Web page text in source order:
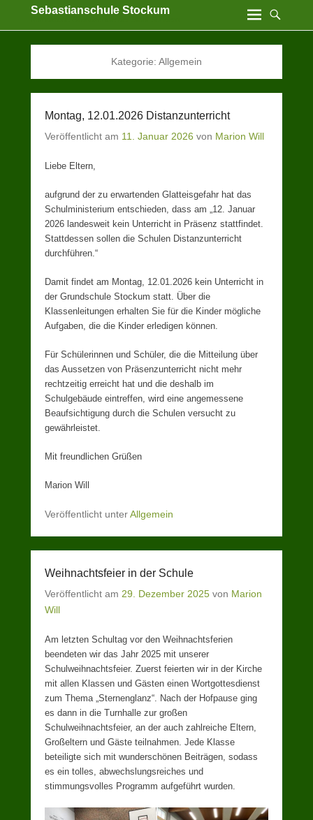
Sebastianschule Stockum
Kategorie: Allgemein
Montag, 12.01.2026 Distanzunterricht
Veröffentlicht am 11. Januar 2026 von Marion Will
Liebe Eltern,
aufgrund der zu erwartenden Glatteisgefahr hat das
Schulministerium entschieden, dass am „12. Januar
2026 landesweit kein Unterricht in Präsenz stattfindet.
Stattdessen sollen die Schulen Distanzunterricht
durchführen.“
Damit findet am Montag, 12.01.2026 kein Unterricht in
der Grundschule Stockum statt. Über die
Klassenleitungen erhalten Sie für die Kinder mögliche
Aufgaben, die die Kinder erledigen können.
Für Schülerinnen und Schüler, die die Mitteilung über
das Aussetzen von Präsenzunterricht nicht mehr
rechtzeitig erreicht hat und die deshalb im
Schulgebäude eintreffen, wird eine angemessene
Beaufsichtigung durch die Schulen versucht zu
gewährleistet.
Mit freundlichen Grüßen
Marion Will
Veröffentlicht unterAllgemein
Weihnachtsfeier in der Schule
Veröffentlicht am 29. Dezember 2025 von Marion
Will
Am letzten Schultag vor den Weihnachtsferien
beendeten wir das Jahr 2025 mit unserer
Schulweihnachtsfeier. Zuerst feierten wir in der Kirche
mit allen Klassen und Gästen einen Wortgottesdienst
zum Thema „Sternenglanz“. Nach der Hofpause ging
es dann in die Turnhalle zur großen
Schulweihnachtsfeier, an der auch zahlreiche Eltern,
Großeltern und Gäste teilnahmen. Jede Klasse
beteiligte sich mit wunderschönen Beiträgen, sodass
es ein tolles, abwechslungsreiches und
stimmungsvolles Programm aufgeführt wurden.